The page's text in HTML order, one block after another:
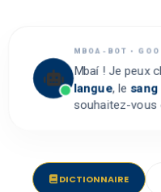
MBOA-BOT •
Mbaí ! Je peux
langue, le sang
souhaitez-vous
DICTIONNAIRE